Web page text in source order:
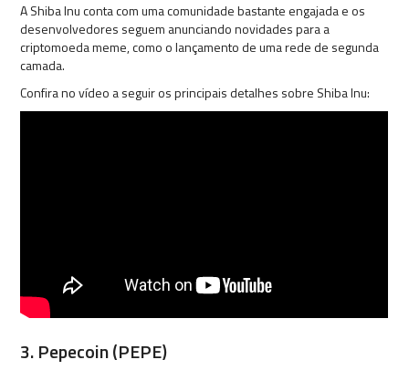
A Shiba Inu conta com uma comunidade bastante engajada e os
desenvolvedores seguem anunciando novidades para a
criptomoeda meme, como o lançamento de uma rede de segunda
camada.
Confira no vídeo a seguir os principais detalhes sobre Shiba Inu:
3. Pepecoin (PEPE)